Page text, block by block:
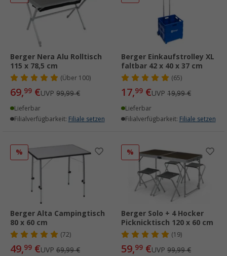
Berger Nera Alu Rolltisch
115 x 78,5 cm
(Über100)
69,99 €UVP 99,99 €
Lieferbar
Filialverfügbarkeit: Filiale setzen
Berger Einkaufstrolley XL
faltbar 42 x 40 x 37 cm
(65)
17,99 €UVP 19,99 €
Lieferbar
Filialverfügbarkeit: Filiale setzen
%
Berger Alta Campingtisch
80 x 60 cm
(72)
49,99 €UVP 69,99 €
%
Berger Solo + 4 Hocker
Picknicktisch 120 x 60 cm
(19)
59,99 €UVP 99,99 €